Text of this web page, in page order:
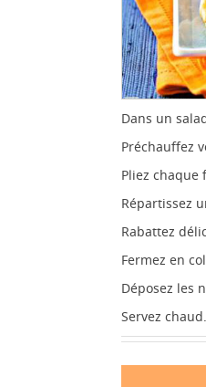
Dans un
Préchauffez
Pliez
Répartissez
Rabattez
Fermez en
Déposez les
Servez chaud.